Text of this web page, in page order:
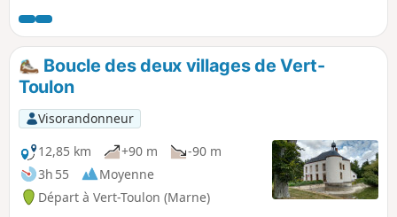
Aube.Vous apprécierez les nuances des ocres, des marrons
et des jaunes des terres cultivées et des verts des vaux
boisés et ombreux.
Boucle des deux villages de Vert-
Toulon
Visorandonneur
12,85 km
+90 m
-90 m
3h 55
Moyenne
Départ à Vert-Toulon (Marne)